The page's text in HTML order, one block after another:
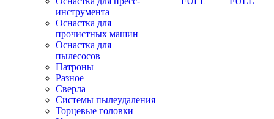
инструмента
Оснастка для
прочистных машин
Оснастка для
пылесосов
Патроны
Разное
Сверла
Системы пылеудаления
Торцевые головки